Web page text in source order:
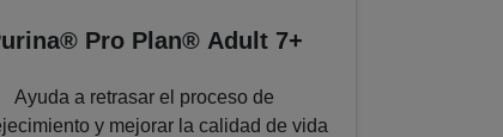
Pro Plan® Adult 7+
Ayuda a retrasar el proceso de
y mejorar la calidad de vida